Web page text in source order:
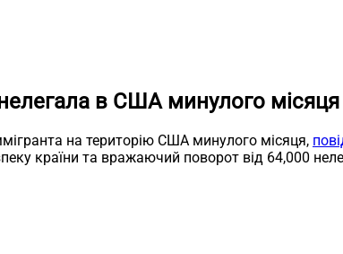
в США минулого місяця
на територію США минулого місяця,
країни та вражаючий поворот від 64,000